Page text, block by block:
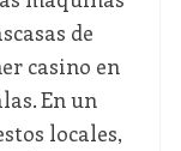
de
casino en
En un
locales,